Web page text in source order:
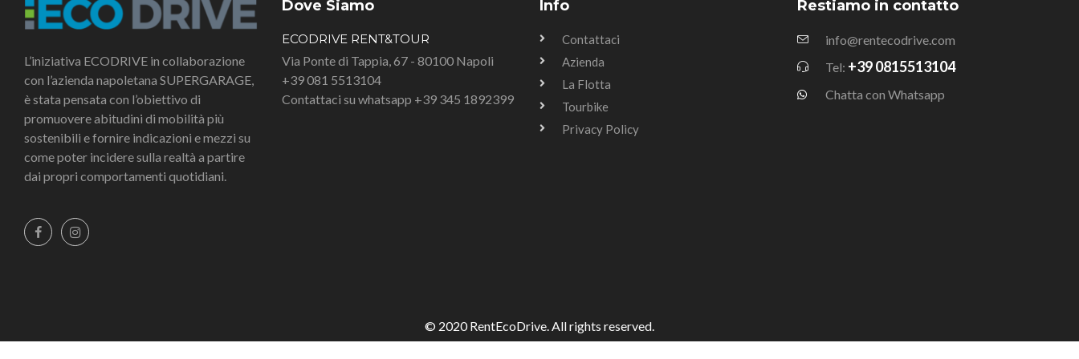
L’iniziativa ECODRIVE in collaborazione
con l’azienda napoletana SUPERGARAGE,
è stata pensata con l’obiettivo di
promuovere abitudini di mobilità più
sostenibili e fornire indicazioni e mezzi su
come poter incidere sulla realtà a partire
dai propri comportamenti quotidiani.
Dove Siamo
ECODRIVE RENT&TOUR
Via Ponte di Tappia, 67 - 80100 Napoli
+39 081 5513104
Contattaci su whatsapp +39 345 1892399
Info
Contattaci
Azienda
La Flotta
Tourbike
Privacy Policy
Restiamo in contatto
info@rentecodrive.com
Tel: +39 0815513104
Chatta con Whatsapp
© 2020 RentEcoDrive. All rights reserved.